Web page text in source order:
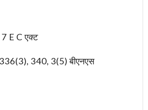
E C एक्ट
340, 3(5) बीएनएस